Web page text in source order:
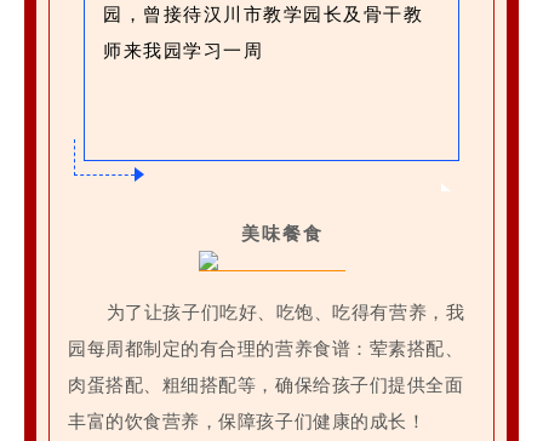
园，曾接待汉川市教学园长及骨干教
师来我园学习一周
美味餐食
为了让孩子们吃好、吃饱、吃得有营养，我
园每周都制定的有合理的营养食谱：荤素搭配、
肉蛋搭配、粗细搭配等，确保给孩子们提供全面
丰富的饮食营养，保障孩子们健康的成长！